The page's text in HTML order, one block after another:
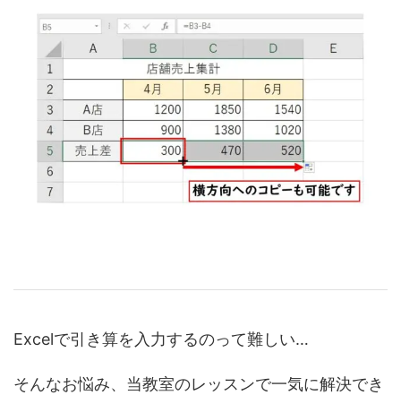
Excelで引き算を入力するのって難しい…
そんなお悩み、当教室のレッスンで一気に解決でき